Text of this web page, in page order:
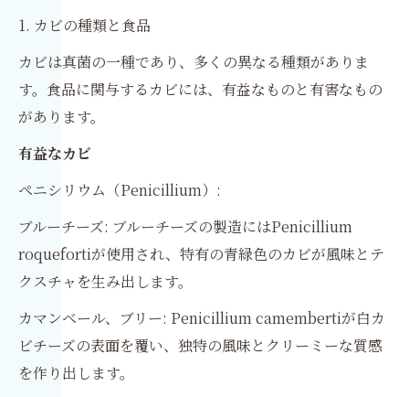
1. カビの種類と食品
カビは真菌の一種であり、多くの異なる種類がありま
す。食品に関与するカビには、有益なものと有害なもの
があります。
有益なカビ
ペニシリウム（Penicillium）:
ブルーチーズ: ブルーチーズの製造にはPenicillium
roquefortiが使用され、特有の青緑色のカビが風味とテ
クスチャを生み出します。
カマンベール、ブリー: Penicillium camembertiが白カ
ビチーズの表面を覆い、独特の風味とクリーミーな質感
を作り出します。